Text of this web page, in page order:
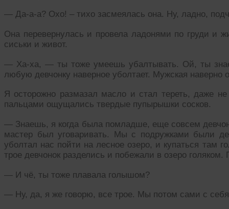
— Да-а-а? Охо! – тихо засмеялась она. Ну, ладно,
Она перевернулась и провела ладонями по груди и
сиськи и живот.
— Ха-ха, — ты тоже умеешь убалтывать. Ой, ты
любую девчонку наверное уболтает. Мужская наверно
Я осторожно размазал масло и стал тереть, даже
пальцами ощущались твердые пупырышки сосков.
— Знаешь, я когда была помладше, еще совсем
мастер был уговаривать. Мы с подружками были
уболтал нас пойти на лесное озеро, и купаться
трое девчонок разделись и побежали в озеро
— И чё, ты тоже плавала голышом?
— Ну, да, я же говорю, все трое. Мы потом сами с